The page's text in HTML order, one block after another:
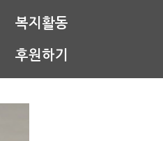
복지활동
후원하기